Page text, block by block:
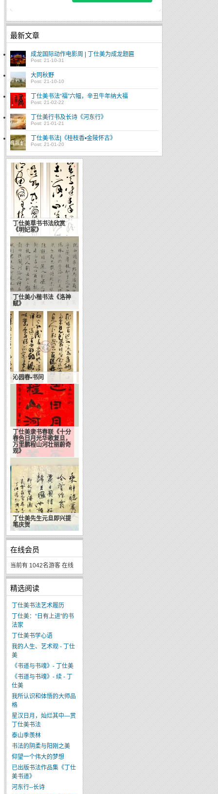
最新文章
成龙国际动作电影周 | 丁仕美为成龙题匾
Post: 21-10-31
大同秋野
Post: 21-10-10
丁仕美书法“福”六幅，辛丑牛年纳大福
Post: 21-02-22
丁仕美行书及长诗《河东行》
Post: 21-01-21
丁仕美书法|《桂枝香•金陵怀古》
Post: 21-01-20
丁仕美草书书法欣赏
《明妃冢》
丁仕美小楷书法《洛神
赋》
沁园春•书问
丁仕美隶书春联《十分
春色日月光华歌复旦，
万里鹏程山河壮丽蔚奇
观》
丁仕美先生元旦即兴提
笔庆贺
在线会员
当前有 1042名游客 在线
精选阅读
丁仕美书法艺术履历
丁仕美：“日有上进”的书
法家
丁仕美书学心语
我的人生、艺术观 - 丁仕
美
《书道与书魂》- 丁仕美
《书道与书魂》- 续 - 丁
仕美
我所认识和体悟的大师品
格
星汉日月，灿烂其中—赏
丁仕美书法
泰山季羡林
书法的阴柔与阳刚之美
仰望一个伟大的梦想
已出版书法作品集《丁仕
美书道》
河东行--长诗